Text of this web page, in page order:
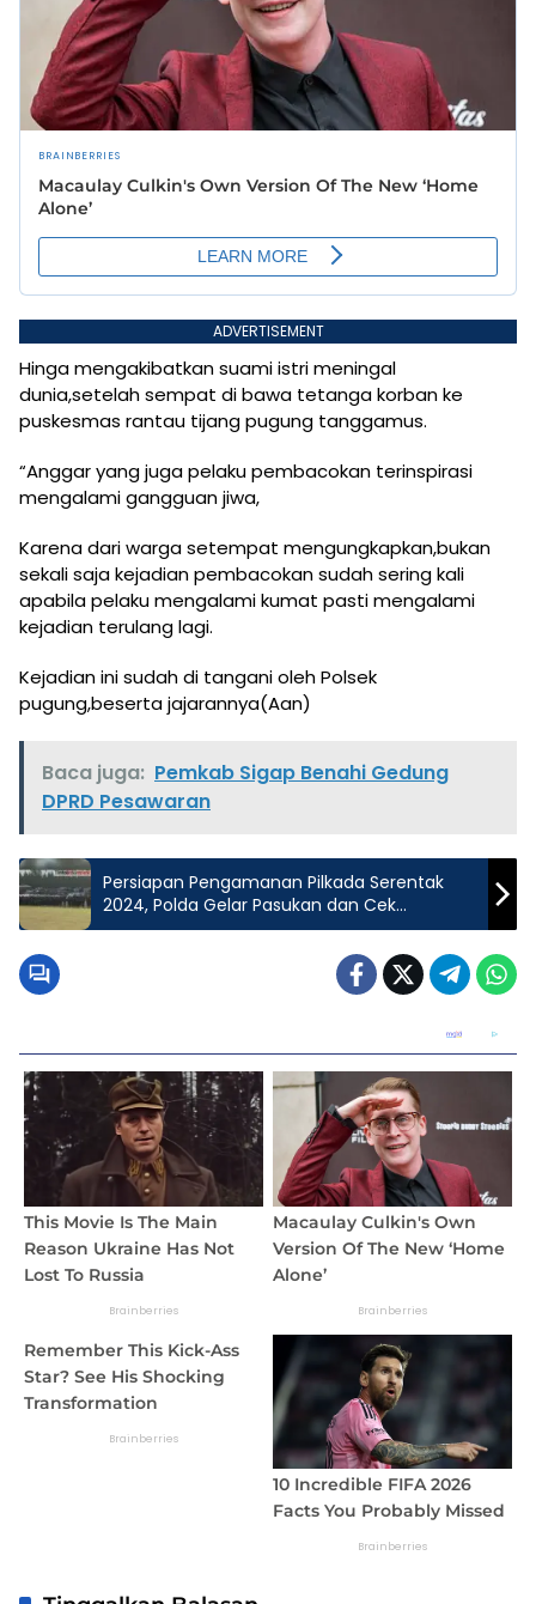
ADVERTISEMENT
Hinga mengakibatkan suami istri meningal
dunia,setelah sempat di bawa tetanga korban ke
puskesmas rantau tijang pugung tanggamus.
“Anggar yang juga pelaku pembacokan terinspirasi
mengalami gangguan jiwa,
Karena dari warga setempat mengungkapkan,bukan
sekali saja kejadian pembacokan sudah sering kali
apabila pelaku mengalami kumat pasti mengalami
kejadian terulang lagi.
Kejadian ini sudah di tangani oleh Polsek
pugung,beserta jajarannya(Aan)
Baca juga: Pemkab Sigap Benahi Gedung
DPRD Pesawaran
Persiapan Pengamanan Pilkada Serentak
2024, Polda Gelar Pasukan dan Cek
Perlengkapan